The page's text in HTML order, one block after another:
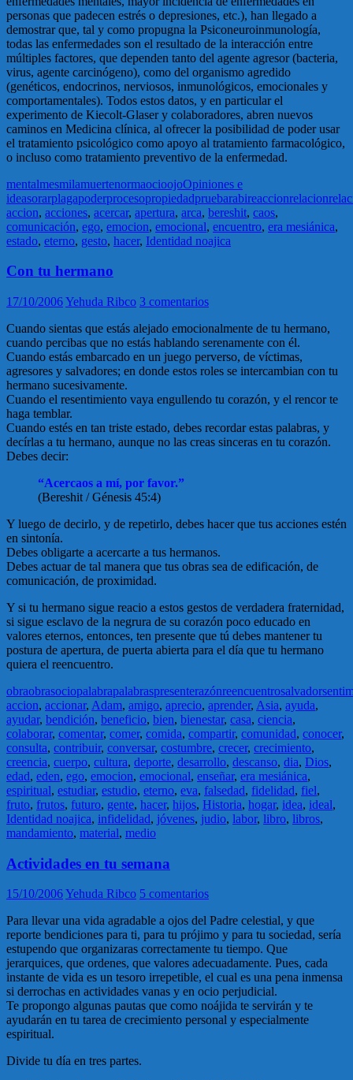
personas que padecen estrés o depresiones, etc.), han llegado a
demostrar que, tal y como propugna la Psiconeuroinmunología,
todas las enfermedades son el resultado de la interacción entre
múltiples factores, que dependen tanto del agente agresor (bacteria,
virus, agente carcinógeno), como del organismo agredido
(genéticos, endocrinos, nerviosos, inmunológicos, emocionales y
comportamentales). Todos estos datos, y en particular el
experimento de Kiecolt-Glaser y colaboradores, abren nuevos
caminos en Medicina clínica, al ofrecer la posibilidad de poder usar
el tratamiento psicológico como apoyo al tratamiento farmacológico,
o incluso como tratamiento preventivo de la enfermedad.
mentalmesmilamuertenormaocioojoOpiniones e
ideasorarplagapoderprocesopropiedadpruebarabireaccionrelacion
accion, acciones, acercar, apertura, arca, bereshit, caos,
comunicación, ego, emocion, emocional, encuentro, era mesiánica,
estado, eterno, gesto, hacer, Identidad noajica
Con tu hermano
17/10/2006Yehuda Ribco 3 comentarios
Cuando sientas que estás alejado emocionalmente de tu hermano,
cuando percibas que no estás hablando serenamente con él.
Cuando estás embarcado en un juego perverso, de víctimas,
agresores y salvadores; en donde estos roles se intercambian con tu
hermano sucesivamente.
Cuando el resentimiento vaya engullendo tu corazón, y el rencor te
haga temblar.
Cuando estés en tan triste estado, debes recordar estas palabras, y
decírlas a tu hermano, aunque no las creas sinceras en tu corazón.
Debes decir:
“Acercaos a mí, por favor.”
(Bereshit / Génesis 45:4)
Y luego de decirlo, y de repetirlo, debes hacer que tus acciones estén
en sintonía.
Debes obligarte a acercarte a tus hermanos.
Debes actuar de tal manera que tus obras sea de edificación, de
comunicación, de proximidad.
Y si tu hermano sigue reacio a estos gestos de verdadera fraternidad,
si sigue esclavo de la negrura de su corazón poco educado en
valores eternos, entonces, ten presente que tú debes mantener tu
postura de apertura, de puerta abierta para el día que tu hermano
quiera el reencuentro.
obraobrasociopalabrapalabraspresenterazónreencuentrosalvador
accion, accionar, Adam, amigo, aprecio, aprender, Asia, ayuda,
ayudar, bendición, beneficio, bien, bienestar, casa, ciencia,
colaborar, comentar, comer, comida, compartir, comunidad, conocer,
consulta, contribuir, conversar, costumbre, crecer, crecimiento,
creencia, cuerpo, cultura, deporte, desarrollo, descanso, dia, Dios,
edad, eden, ego, emocion, emocional, enseñar, era mesiánica,
espiritual, estudiar, estudio, eterno, eva, falsedad, fidelidad, fiel,
fruto, frutos, futuro, gente, hacer, hijos, Historia, hogar, idea, ideal,
Identidad noajica, infidelidad, jóvenes, judio, labor, libro, libros,
mandamiento, material, medio
Actividades en tu semana
15/10/2006Yehuda Ribco 5 comentarios
Para llevar una vida agradable a ojos del Padre celestial, y que
reporte bendiciones para ti, para tu prójimo y para tu sociedad, sería
estupendo que organizaras correctamente tu tiempo. Que
jerarquices, que ordenes, que valores adecuadamente. Pues, cada
instante de vida es un tesoro irrepetible, el cual es una pena inmensa
si derrochas en actividades vanas y en ocio perjudicial.
Te propongo algunas pautas que como noájida te servirán y te
ayudarán en tu tarea de crecimiento personal y especialmente
espiritual.
Divide tu día en tres partes.